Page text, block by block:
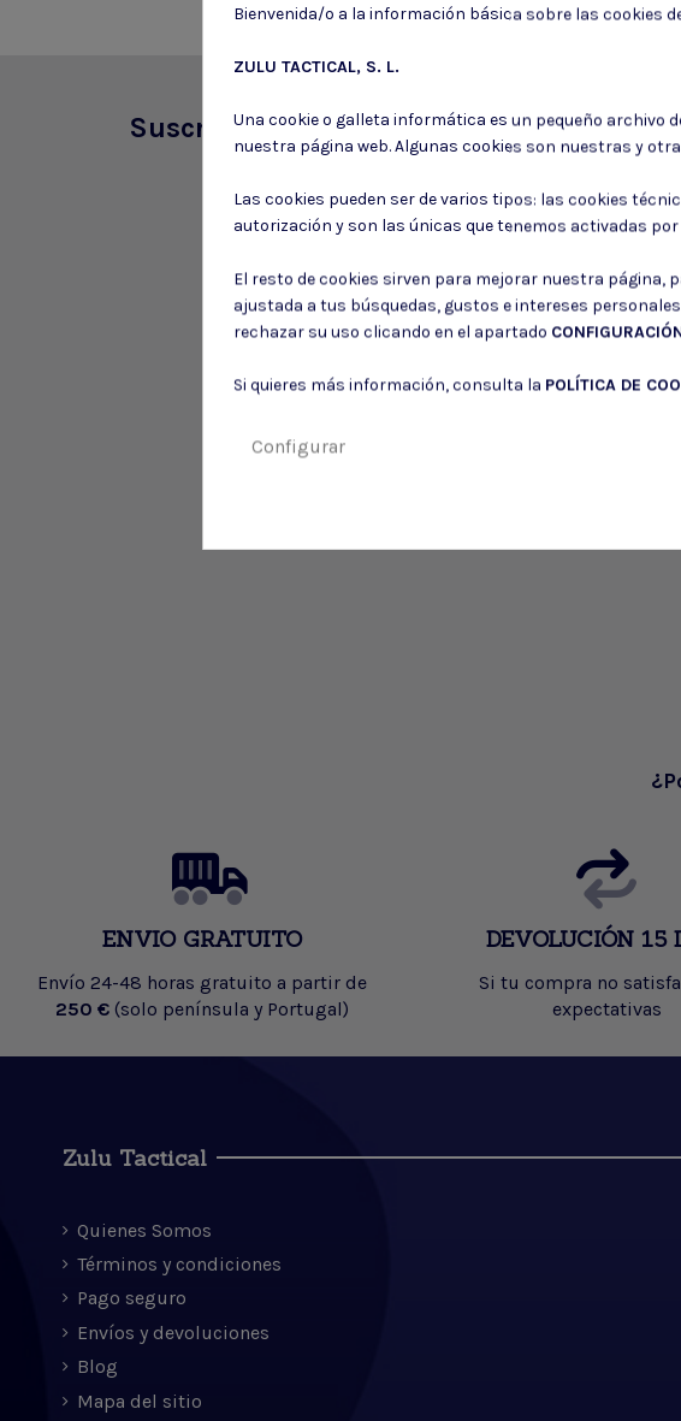
Suscríbete a nuestro boletín
Consiento el
ENVIO GRATUITO
Envío 24-48 horas gratuito a partir de
250 € (solo península y Portugal)
DEVOLUCIÓN 15
Si tu compra no
expectativas
Zulu Tactical
Quienes Somos
Términos y condiciones
Pago seguro
Envíos y devoluciones
Blog
Mapa del sitio
Bienvenida/o a la información básica sobre las cookies
ZULU TACTICAL, S. L.
Una cookie o galleta informática es un pequeño archivo
nuestra página web. Algunas cookies son nuestras y
Las cookies pueden ser de varios tipos: las cookies
autorización y son las únicas que tenemos activadas por
El resto de cookies sirven para mejorar nuestra
ajustada a tus búsquedas, gustos e intereses
rechazar su uso clicando en el apartado
Si quieres más información, consulta la POLÍTICA DE
Configurar